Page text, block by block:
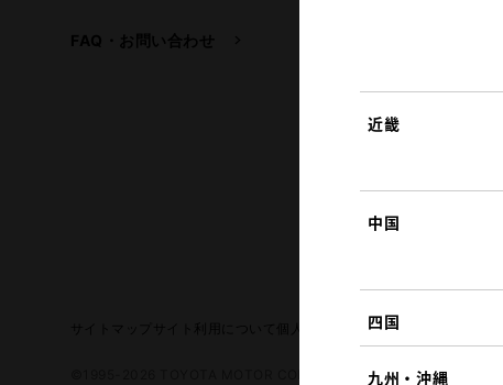
近畿
中国
四国
九州・沖縄
FAQ・お問い合わせ
トヨタイムズ
サイト利用について 個人情報の取扱いについて
©1995-2026 TOYOTA MOTOR CORPORATION. ALL RIGHTS